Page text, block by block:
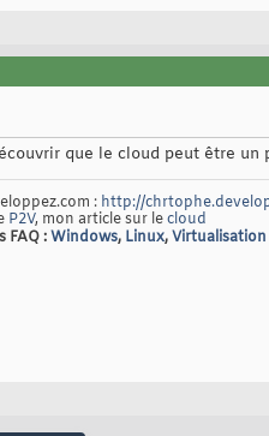
que le cloud peut être un
: http://
P2V, mon article sur lecloud
FAQ :Windows, Linux,Virtualisation